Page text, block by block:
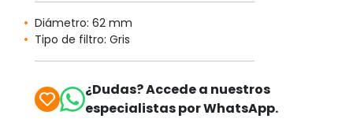
Diámetro: 62 mm
Tipo de filtro: Gris
¿Dudas? Accede a nuestros
especialistas por WhatsApp.